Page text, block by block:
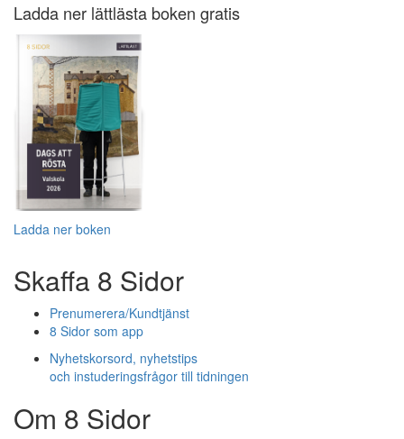
Ladda ner lättlästa boken gratis
Ladda ner boken
Skaffa 8 Sidor
Prenumerera/Kundtjänst
8 Sidor som app
Nyhetskorsord, nyhetstips
och instuderingsfrågor till tidningen
Om 8 Sidor